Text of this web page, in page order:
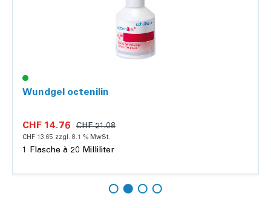
Wundgel octenilin
CHF 14.76 CHF 21.08
CHF 13.65 zzgl. 8.1 % MwSt.
1 Flasche à 20 Milliliter
Hinzufügen